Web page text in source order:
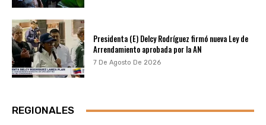
Presidenta (E) Delcy Rodríguez firmó nueva Ley de
Arrendamiento aprobada por la AN
7 De Agosto De 2026
REGIONALES